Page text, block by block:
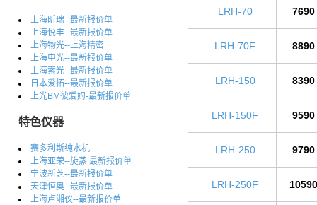
上海昕瑞--最新报价单
上海悦丰--最新报价单
上海物光--上海精密
上海申光--最新报价单
上海索光--最新报价单
日本爱拓--最新报价单
上光BM彼爱姆-最新报价单
特色仪器
赛多利斯纯水机
上海亚荣--旋蒸 最新报价单
宁波新芝--最新报价单
天津恒奥--最新报价单
上海卢湘仪--最新报价单
LRH-70 7690
LRH-70F 8890
LRH-150 8390
LRH-150F 9590
LRH-250 9790
LRH-250F 10590